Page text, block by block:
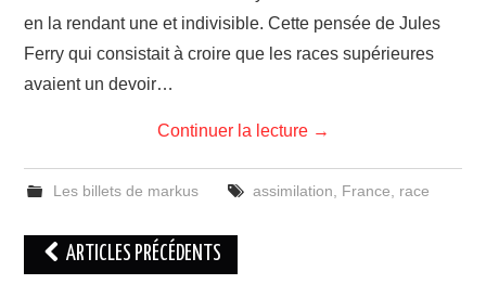
en la rendant une et indivisible. Cette pensée de Jules
Ferry qui consistait à croire que les races supérieures
avaient un devoir…
Continuer la lecture →
Les billets de markus assimilation France race
Navigation
des
ARTICLES PRÉCÉDENTS